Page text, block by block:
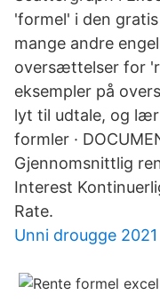
'formel' i den
mange andre
oversættelser for
eksempler på
lyt til udtale, og
formler ·
Gjennomsnittlig
Interest
Rate.
Unni drougge 2021